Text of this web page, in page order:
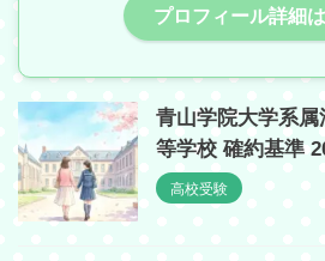
プロフィール詳細
青山学院大学系
等学校 確約基準
高校受験